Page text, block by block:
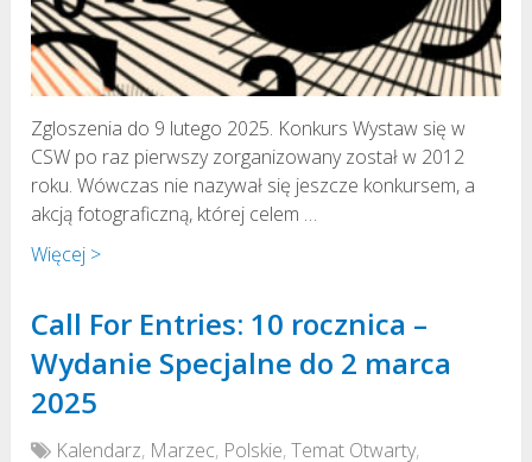
Zgloszenia do 9 lutego 2025. Konkurs Wystaw się w
CSW po raz pierwszy zorganizowany został w 2012
roku. Wówczas nie nazywał się jeszcze konkursem, a
akcją fotograficzną, której celem …
Więcej >
Call For Entries: 10 rocznica –
Wydanie Specjalne do 2 marca
2025
Kalendarz, Marzec, Polskie,Temat Otwarty,